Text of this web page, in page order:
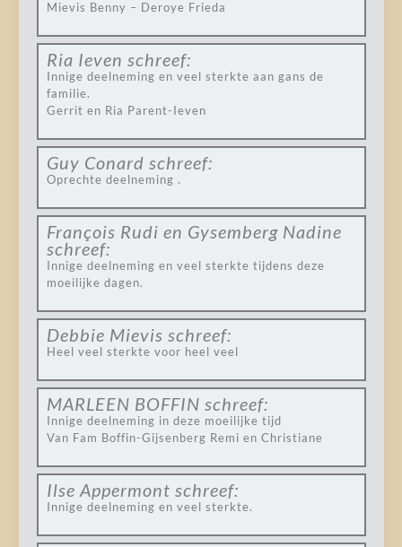
Mievis Benny – Deroye Frieda
Ria Ieven schreef:
Innige deelneming en veel sterkte aan gans de
familie.
Gerrit en Ria Parent-Ieven
Guy Conard schreef:
Oprechte deelneming .
François Rudi en Gysemberg Nadine
schreef:
Innige deelneming en veel sterkte tijdens deze
moeilijke dagen.
Debbie Mievis schreef:
Heel veel sterkte voor heel veel
MARLEEN BOFFIN schreef:
Innige deelneming in deze moeilijke tijd
Van Fam Boffin-Gijsenberg Remi en Christiane
Ilse Appermont schreef:
Innige deelneming en veel sterkte.